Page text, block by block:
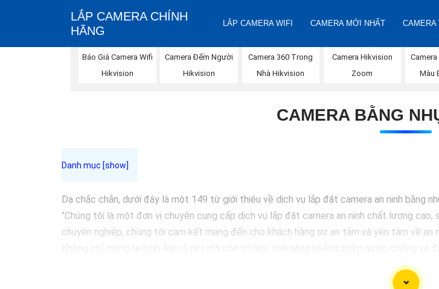
LẮP CAMERA CHÍNH
HÃNG
LẮP CAMERA WIFI CAMERA MỚI NHẤT CAMERA
Báo Giá Camera Wifi
Hikvision
Camera Đếm Người
Hikvision
Camera 360 Trong
Nhà Hikvision
Camera Hikvision
Zoom
Màu
CAMERA BẰNG
Dạ chắc chắn, dưới đây là một 149 từ giới thiệu về dịch vụ lắp đặt camera an ninh bằng
"Chúng tôi là một đơn vị chuyên cung cấp dịch vụ lắp đặt camera an ninh chất lượng
chuyên nghiệp, chúng tôi cam kết mang đến cho khách hàng sự an tâm và yên tâm về
chọn giải pháp an ninh tốt nhất cho gia đình, cửa hàng hoặc doanh nghiệp của mình. Hãy